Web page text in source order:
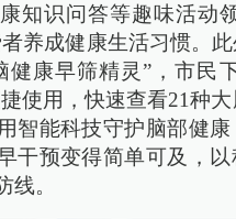
知识问答等趣味活动
养成健康生活习惯。
健康早筛精灵”，市民
使用，快速查看21种
智能科技守护脑部健
干预变得简单可及，以
线。